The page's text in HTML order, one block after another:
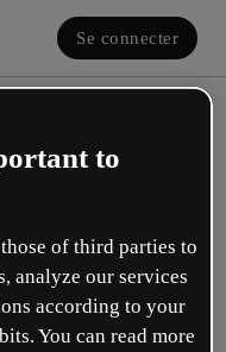
Se connecter
gratuit !
to
of third parties to
analyze our services
according to your
You can read more